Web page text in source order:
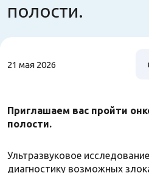
полости.
21 мая 2026
Приглашаем вас пройти
полости.
Ультразвуковое
диагностику возможных